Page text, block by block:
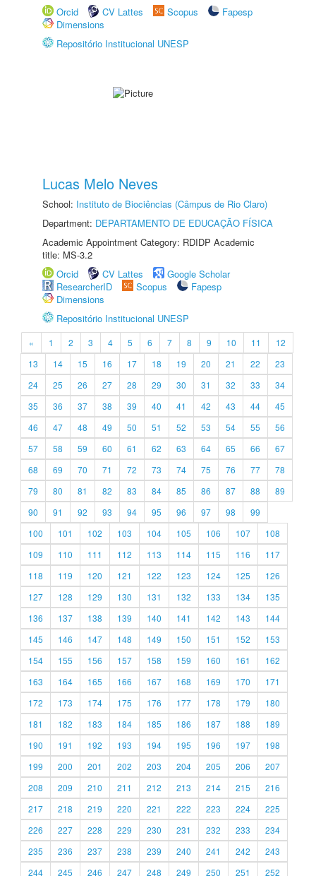
Orcid
CV Lattes Scopus
Fapesp
Dimensions
Repositório Institucional UNESP
Lucas Melo Neves
School: Instituto de Biociências (Câmpus de Rio Claro)
Department: DEPARTAMENTO DE EDUCAÇÃO FÍSICA
Academic Appointment Category: RDIDP Academic
title: MS-3.2
Orcid
CV Lattes
Google Scholar
ResearcherID
Scopus
Fapesp
Dimensions
Repositório Institucional UNESP
« 1 2 3 4 5 6 7 8 9 10 11
12
13
14 15 16 17 18 19 20 21 22
23
24
25 26 27 28 29 30 31 32 33
34
35
36 37 38 39 40 41 42 43 44
45
46
47 48 49 50 51 52 53 54 55
56
57
58 59 60 61 62 63 64 65 66
67
68
69 70 71 72 73 74 75 76 77
78
79
80 81 82 83 84 85 86 87 88
89
90
91 92 93 94 95 96 97 98
99
100
101 102 103 104 105 106 107
108
109
110 111 112 113 114 115 116
117
118
119 120 121 122 123 124 125
126
127
128 129 130 131 132 133 134
135
136
137 138 139 140 141 142 143
144
145
146 147 148 149 150 151 152
153
154
155 156 157 158 159 160 161
162
163
164 165 166 167 168 169 170
171
172
173 174 175 176 177 178 179
180
181
182 183 184 185 186 187 188
189
190
191 192 193 194 195 196 197
198
199
200 201 202 203 204 205 206
207
208
209 210 211 212 213 214 215
216
217
218 219 220 221 222 223 224
225
226
227 228 229 230 231 232 233
234
235
236 237 238 239 240 241 242
243
244
245 246 247 248 249 250 251 252